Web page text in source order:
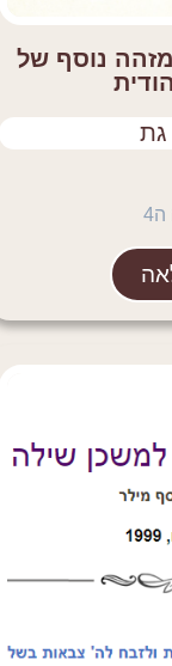
מזהה נוסף של
גת